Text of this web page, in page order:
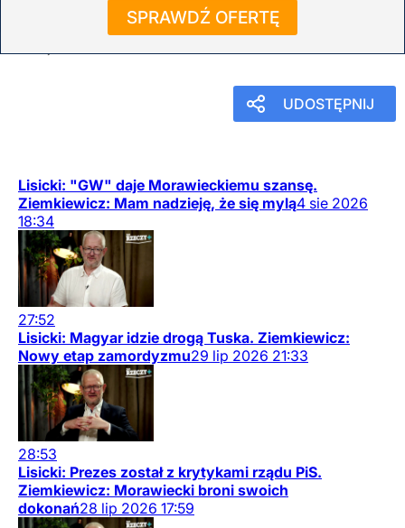
Sądu Najwyższego
SPRAWDŹ OFERTĘ
UDOSTĘPNIJ
Lisicki: "GW" daje Morawieckiemu szansę.
Ziemkiewicz: Mam nadzieję, że się mylą4 sie 2026
18:34
27:52
Lisicki: Magyar idzie drogą Tuska. Ziemkiewicz:
Nowy etap zamordyzmu29 lip 2026 21:33
28:53
Lisicki: Prezes został z krytykami rządu PiS.
Ziemkiewicz: Morawiecki broni swoich
dokonań28 lip 2026 17:59